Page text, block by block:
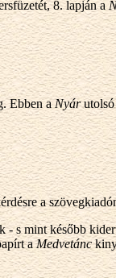
8. lapján a
Ebben a Nyárutolsó
a
s mint később
aMedvetánc